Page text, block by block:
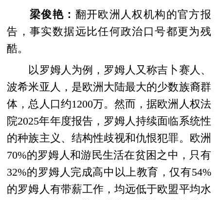
梁俊艳： 翻开欧洲人权机构的官方报
告，事实数据远比任何政治口号都更为残
酷。
以罗姆人为例，罗姆人又称吉卜赛人、
波希米亚人，是欧洲大陆最大的少数族裔群
体，总人口约1200万。然而，据欧洲人权法
院2025年年度报告，罗姆人持续面临系统性
的种族主义、结构性歧视和仇恨犯罪。欧洲
70%的罗姆人和游民生活在贫困之中，只有
32%的罗姆人完成高中以上教育，仅有54%
的罗姆人有带薪工作，均远低于欧盟平均水